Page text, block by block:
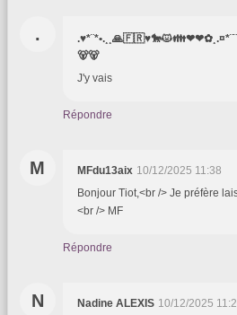
.
🐻🐻
J'y vais
Répondre
M MFdu13aix 10/12/2025 11:38
Bonjour Tiot,<br /> Je préfère
<br /> MF
Répondre
N Nadine ALEXIS 10/12/2025